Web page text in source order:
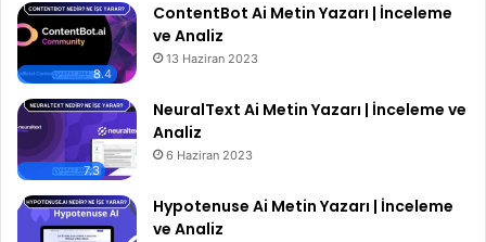
8.4
ContentBot Ai Metin Yazarı | İnceleme
ve Analiz
13 Haziran 2023
7.3
NeuralText Ai Metin Yazarı | İnceleme ve
Analiz
6 Haziran 2023
Hypotenuse Ai Metin Yazarı | İnceleme
ve Analiz